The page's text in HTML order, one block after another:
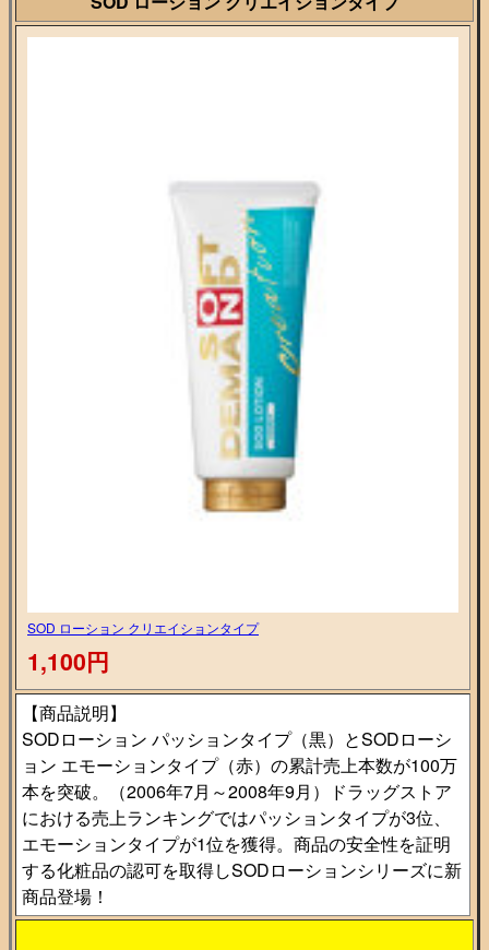
SOD ローション クリエイションタイプ
1,100円
【商品説明】
SODローション パッションタイプ（黒）とSODローシ
ョン エモーションタイプ（赤）の累計売上本数が100万
本を突破。（2006年7月～2008年9月）ドラッグストア
における売上ランキングではパッションタイプが3位、
エモーションタイプが1位を獲得。商品の安全性を証明
する化粧品の認可を取得しSODローションシリーズに新
商品登場！